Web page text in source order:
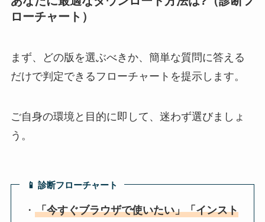
ローチャート）
まず、どの版を選ぶべきか、簡単な質問に答える
だけで判定できるフローチャートを提示します。
ご自身の環境と目的に即して、迷わず選びましょ
う。
📱 診断フローチャート
・「今すぐブラウザで使いたい」「インスト